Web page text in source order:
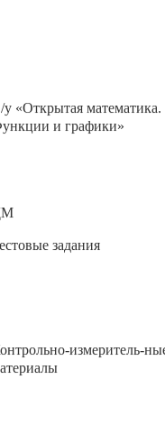
у «Открытая математика.
и графики»
задания
измеритель-